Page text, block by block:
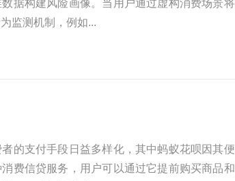
据构建风险画像。当用户通过虚构消费场景
监测机制，例如...
的支付手段日益多样化，其中蚂蚁花呗因其
费信贷服务，用户可以通过它提前购买商品